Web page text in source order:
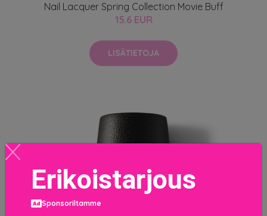
Nail Lacquer Spring Collection Movie Buff
15.6 EUR
LISÄTIETOJA
Erikoistarjous
Sponsoriltamme